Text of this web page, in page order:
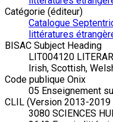
Catégorie (éditeur)
Catalogue
littératures
BISAC Subject Heading
LIT004120
Irish, Scottish,
Code publique Onix
05 Enseignement
CLIL (Version 2013-2019
3080 SCIENCES